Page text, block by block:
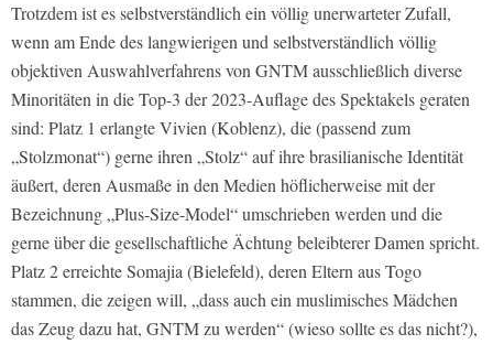
Trotzdem ist es selbstverständlich ein völlig unerwarteter Zufall,
wenn am Ende des langwierigen und selbstverständlich völlig
objektiven Auswahlverfahrens von GNTM ausschließlich diverse
Minoritäten in die Top-3 der 2023-Auflage des Spektakels geraten
sind: Platz 1 erlangte Vivien (Koblenz), die (passend zum
„Stolzmonat“) gerne ihren „Stolz“ auf ihre brasilianische Identität
äußert, deren Ausmaße in den Medien höflicherweise mit der
Bezeichnung „Plus-Size-Model“ umschrieben werden und die
gerne über die gesellschaftliche Ächtung beleibterer Damen spricht.
Platz 2 erreichte Somajia (Bielefeld), deren Eltern aus Togo
stammen, die zeigen will, „dass auch ein muslimisches Mädchen
das Zeug dazu hat, GNTM zu werden“ (wieso sollte es das nicht?),